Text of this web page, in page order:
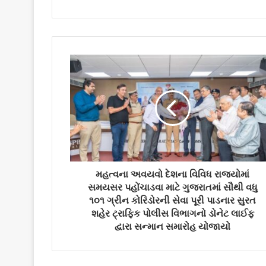
u
E
m
a
l
a
d
d
r
મહત્વના અવયવો દેશના વિવિધ રાજ્યોમાં
સમયસર પહોંચાડવા માટે ગુજરાતમાં સૌથી વધુ
૧૦૧ ગ્રીન કોરિડોરની સેવા પૂરી પાડનાર સુરત
શહેર ટ્રાફિક પોલીસ વિભાગનો ડોનેટ લાઈફ
દ્વારા સન્માન સમારોહ યોજાયો